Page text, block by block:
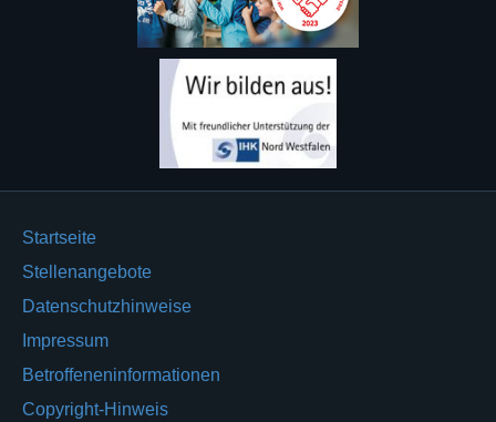
Startseite
Stellenangebote
Datenschutzhinweise
Impressum
Betroffeneninformationen
Copyright-Hinweis